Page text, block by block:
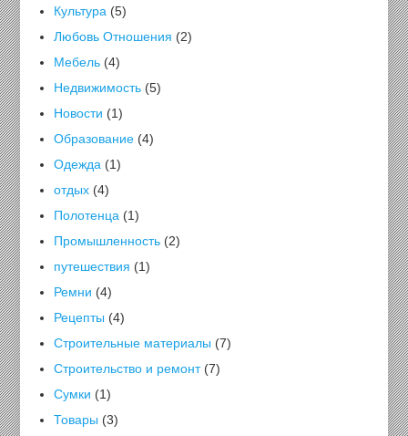
Культура (5)
Любовь Отношения (2)
Мебель(4)
Недвижимость(5)
Новости (1)
Образование(4)
Одежда (1)
отдых(4)
Полотенца (1)
Промышленность(2)
путешествия (1)
Ремни (4)
Рецепты (4)
Строительные материалы (7)
Строительство и ремонт(7)
Сумки (1)
Товары (3)